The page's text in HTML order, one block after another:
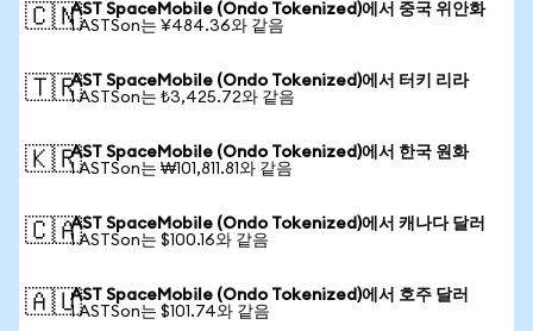
🇨🇳AST SpaceMobile (Ondo Tokenized)에서 중국 위안화
1 ASTSon는 ¥484.36와 같음
🇹🇷AST SpaceMobile (Ondo Tokenized)에서 터키 리라
1 ASTSon는 ₺3,425.72와 같음
🇰🇷AST SpaceMobile (Ondo Tokenized)에서 한국 원화
1 ASTSon는 ₩101,811.81와 같음
🇨🇦AST SpaceMobile (Ondo Tokenized)에서 캐나다 달러
1 ASTSon는 $100.16와 같음
🇦🇺AST SpaceMobile (Ondo Tokenized)에서 호주 달러
1 ASTSon는 $101.74와 같음